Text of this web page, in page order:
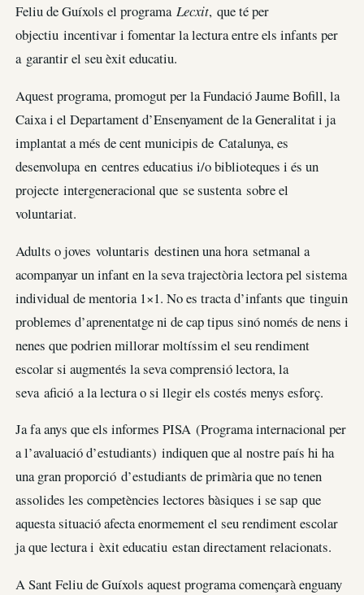
Feliu de Guíxols el programa Lecxit, que té per
objectiu incentivar i fomentar la lectura entre els infants per
a garantir el seu èxit educatiu.
Aquest programa, promogut per la Fundació Jaume Bofill, la
Caixa i el Departament d’Ensenyament de la Generalitat i ja
implantat a més de cent municipis de Catalunya, es
desenvolupa en centres educatius i/o biblioteques i és un
projecte intergeneracional que se sustenta sobre el
voluntariat.
Adults o joves voluntaris destinen una hora setmanal a
acompanyar un infant en la seva trajectòria lectora pel sistema
individual de mentoria 1×1. No es tracta d’infants que tinguin
problemes d’aprenentatge ni de cap tipus sinó només de nens i
nenes que podrien millorar moltíssim el seu rendiment
escolar si augmentés la seva comprensió lectora, la
seva afició a la lectura o si llegir els costés menys esforç.
Ja fa anys que els informes PISA (Programa internacional per
a l’avaluació d’estudiants) indiquen que al nostre país hi ha
una gran proporció d’estudiants de primària que no tenen
assolides les competències lectores bàsiques i se sap que
aquesta situació afecta enormement el seu rendiment escolar
ja que lectura i èxit educatiu estan directament relacionats.
A Sant Feliu de Guíxols aquest programa començarà enguany